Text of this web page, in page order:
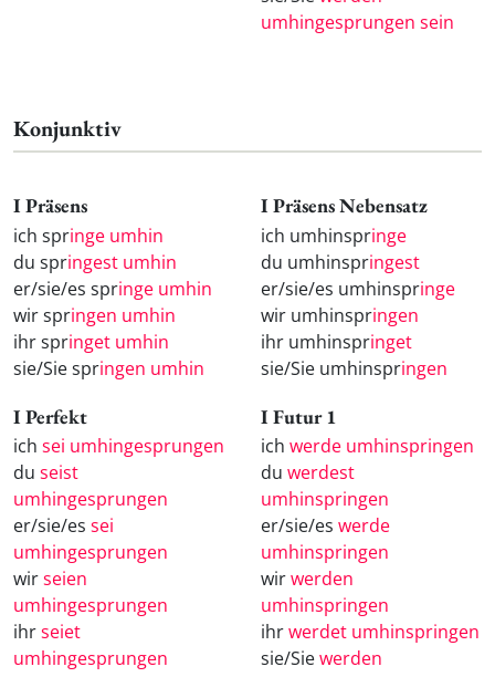
umhingesprungen sein
Konjunktiv
I Präsens
ich springe umhin
du springest umhin
er/sie/es springe umhin
wir springen umhin
ihr springet umhin
sie/Sie springen umhin
I Präsens Nebensatz
ich umhinspringe
du umhinspringest
er/sie/es umhinspringe
wir umhinspringen
ihr umhinspringet
sie/Sie umhinspringen
I Perfekt
ich sei umhingesprungen
du seist
umhingesprungen
er/sie/es sei
umhingesprungen
wirseien
umhingesprungen
ihrseiet
umhingesprungen
I Futur 1
ich werde umhinspringen
du werdest
umhinspringen
er/sie/es werde
umhinspringen
wirwerden
umhinspringen
ihrwerdet umhinspringen
sie/Siewerden